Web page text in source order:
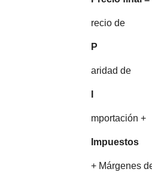
recio de
P
aridad de
mportación +
Impuestos
+ Márgenes